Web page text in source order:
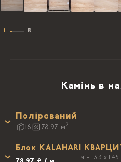
1 8
Камінь в
Полірований
16 78.97 м2
Блок KALAHARI
мін. 3.3 x 1.45